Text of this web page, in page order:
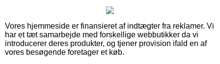
Vores hjemmeside er finansieret af indtægter fra reklamer. Vi
har et tæt samarbejde med forskellige webbutikker da vi
introducerer deres produkter, og tjener provision ifald en af
vores besøgende foretager et køb.